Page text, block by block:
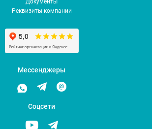
Реквизиты компании
Мессенджеры
Соцсети